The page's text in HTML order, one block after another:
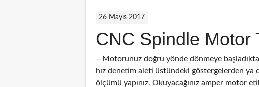
26 Mayıs 2017
CNC Spindle Motor
– Motorunuz doğru yönde dönmeye
hız denetim aleti üstündeki göstergelerden ya
ölçümü yapınız. Okuyacağınız amper motor